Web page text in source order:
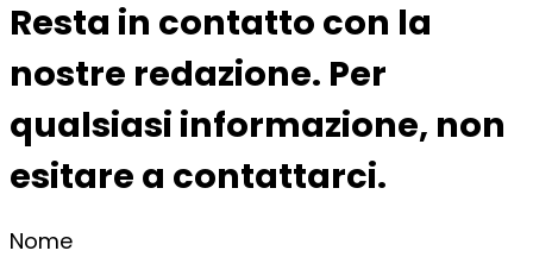
Resta in contatto con la
nostre redazione. Per
qualsiasi informazione, non
esitare a contattarci.
Nome